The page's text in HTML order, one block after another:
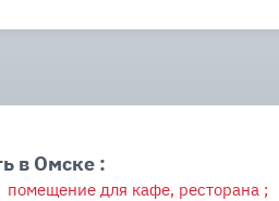
в Омске :
помещение для кафе, ресторана ;